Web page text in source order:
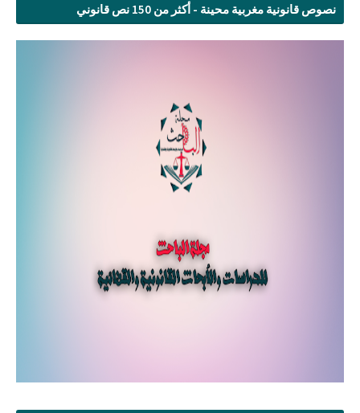
نصوص قانونية مغربية محينة - أكثر من 150 نص قانوني